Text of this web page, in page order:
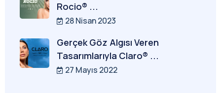
Rocio® ...
28 Nisan 2023
Gerçek Göz Algısı Veren
Tasarımlarıyla Claro® ...
27 Mayıs 2022